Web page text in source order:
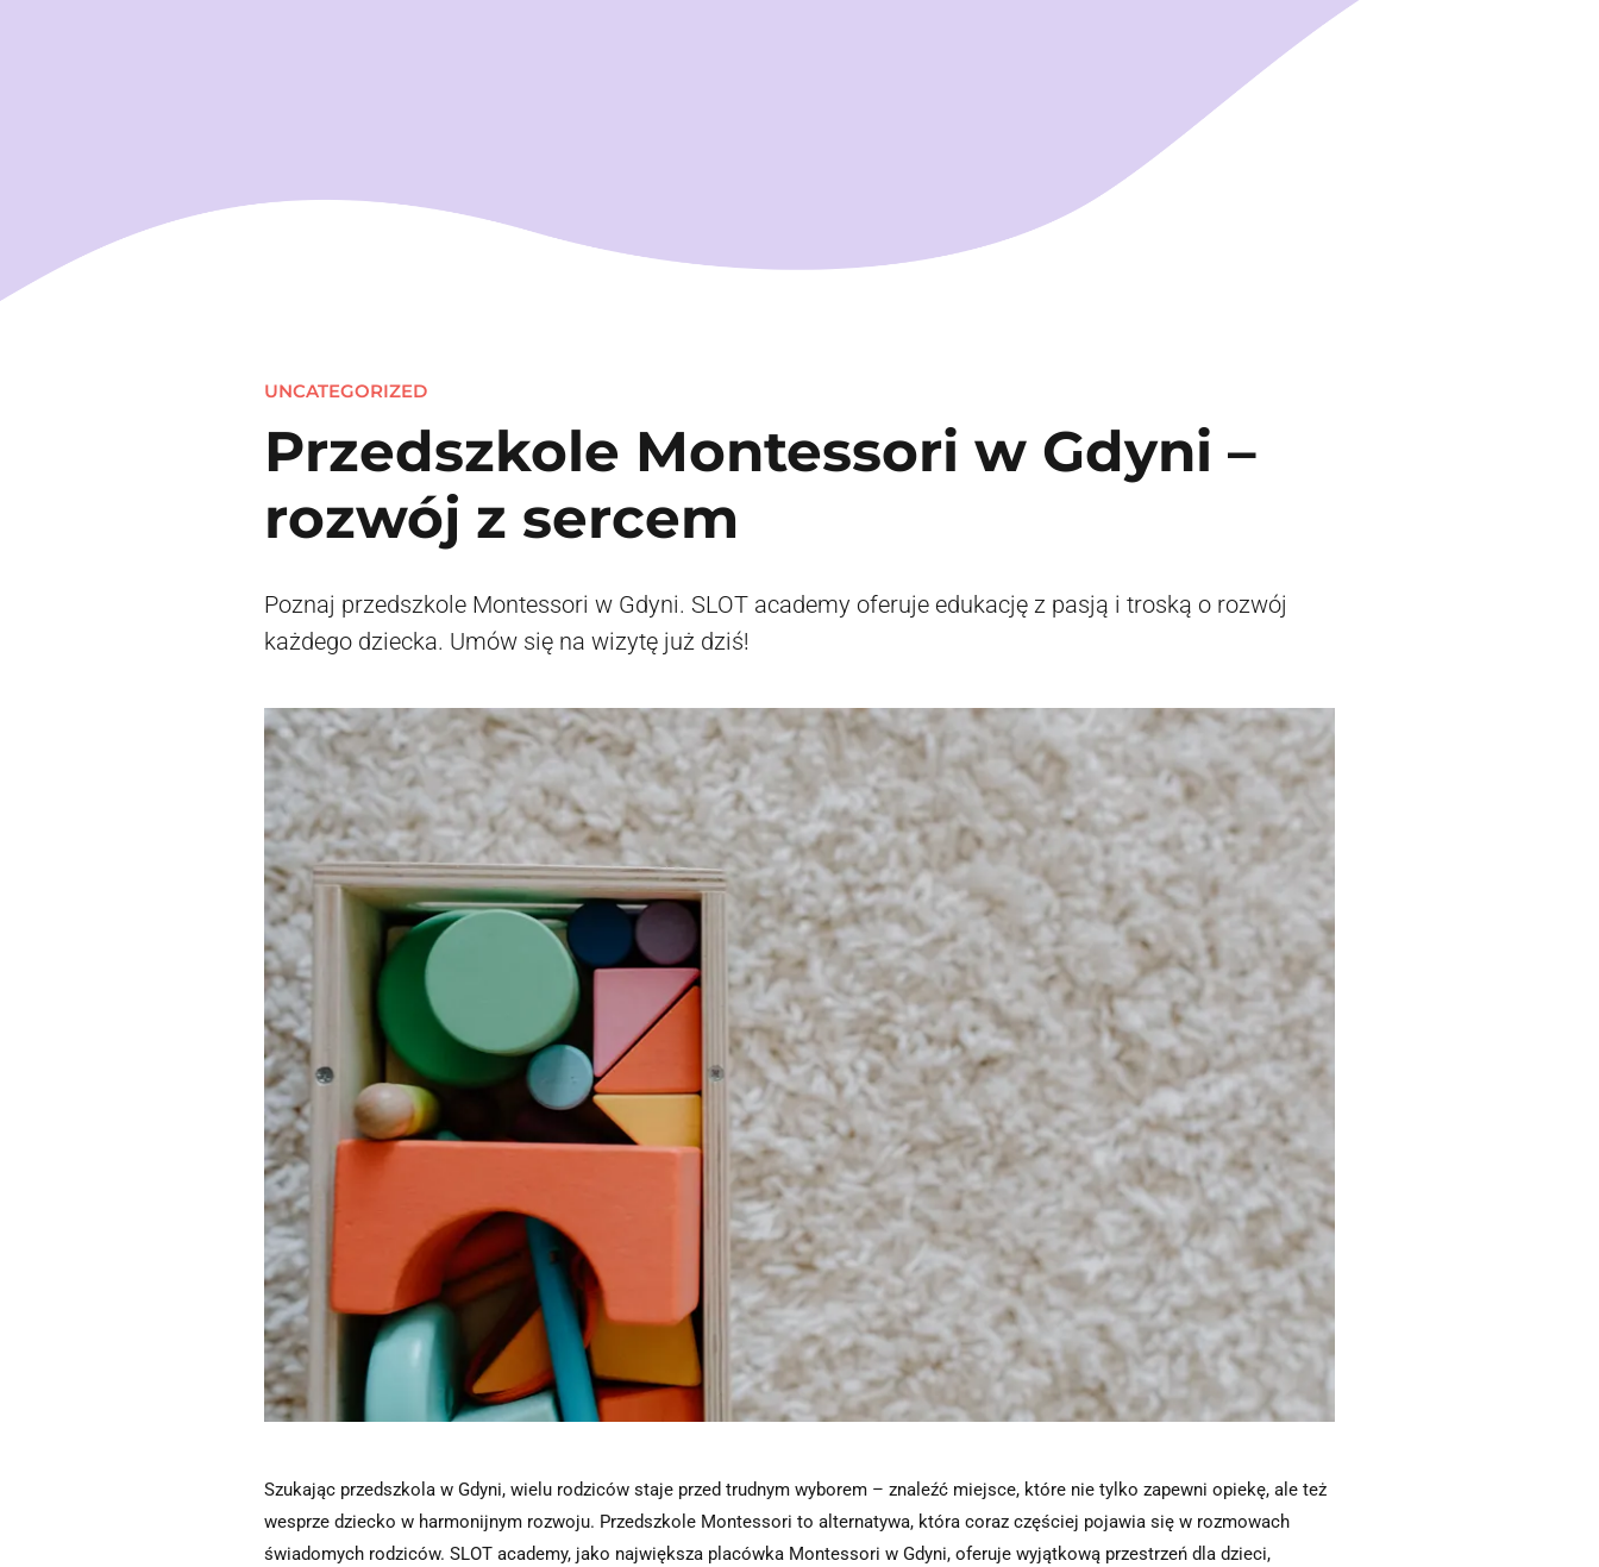
UNCATEGORIZED
Przedszkole Montessori w Gdyni –
rozwój z sercem
Poznaj przedszkole Montessori w Gdyni. SLOT academy oferuje edukację z pasją i troską o rozwój
każdego dziecka. Umów się na wizytę już dziś!
Szukając przedszkola w Gdyni, wielu rodziców staje przed trudnym wyborem – znaleźć miejsce, które nie tylko zapewni opiekę, ale też
wesprze dziecko w harmonijnym rozwoju. Przedszkole Montessori to alternatywa, która coraz częściej pojawia się w rozmowach
świadomych rodziców. SLOT academy, jako największa placówka Montessori w Gdyni, oferuje wyjątkową przestrzeń dla dzieci,